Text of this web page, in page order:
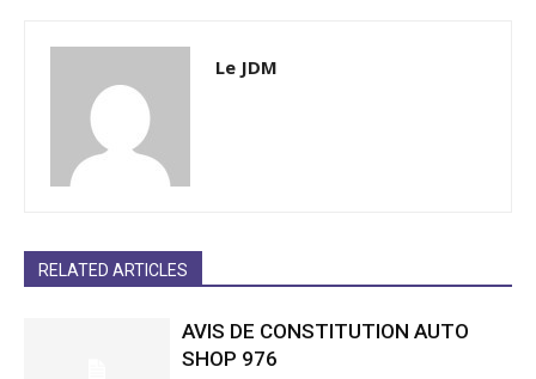
Le JDM
RELATED ARTICLES
AVIS DE CONSTITUTION AUTO
SHOP 976